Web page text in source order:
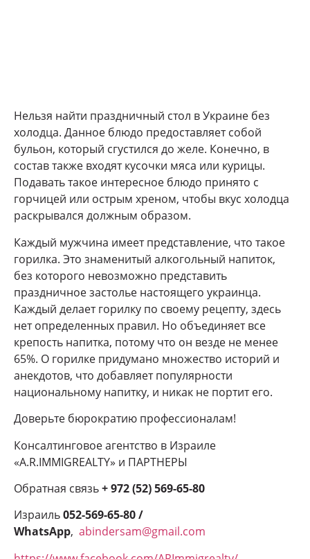
Нельзя найти праздничный стол в Украине без
холодца. Данное блюдо предоставляет собой
бульон, который сгустился до желе. Конечно, в
состав также входят кусочки мяса или курицы.
Подавать такое интересное блюдо принято с
горчицей или острым хреном, чтобы вкус холодца
раскрывался должным образом.
Каждый мужчина имеет представление, что такое
горилка. Это знаменитый алкогольный напиток,
без которого невозможно представить
праздничное застолье настоящего украинца.
Каждый делает горилку по своему рецепту, здесь
нет определенных правил. Но объединяет все
крепость напитка, потому что он везде не менее
65%. О горилке придумано множество историй и
анекдотов, что добавляет популярности
национальному напитку, и никак не портит его.
Доверьте бюрократию профессионалам!
Консалтинговое агентство в Израиле
«A.R.IMMIGREALTY» и ПАРТНЕРЫ
Обратная связь+ 972 (52) 569-65-80
Израиль052-569-65-80 /
WhatsApp, abindersam@gmail.com